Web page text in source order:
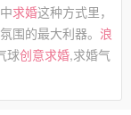
求婚这种方式里，
围的最大利器。 浪
球创意求婚,求婚气